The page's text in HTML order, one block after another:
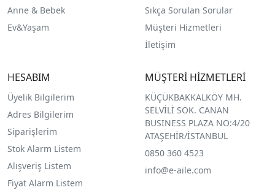
Anne & Bebek
Ev&Yaşam
Sıkça Sorulan Sorular
Müşteri Hizmetleri
İletişim
HESABIM
Üyelik Bilgilerim
Adres Bilgilerim
Siparişlerim
Stok Alarm Listem
Alışveriş Listem
Fiyat Alarm Listem
MÜŞTERİ HİZMETLERİ
KÜÇÜKBAKKALKÖY MH.
SELVİLİ SOK. CANAN
BUSINESS PLAZA NO:4/20
ATAŞEHİR/İSTANBUL
0850 360 4523
info@e-aile.com